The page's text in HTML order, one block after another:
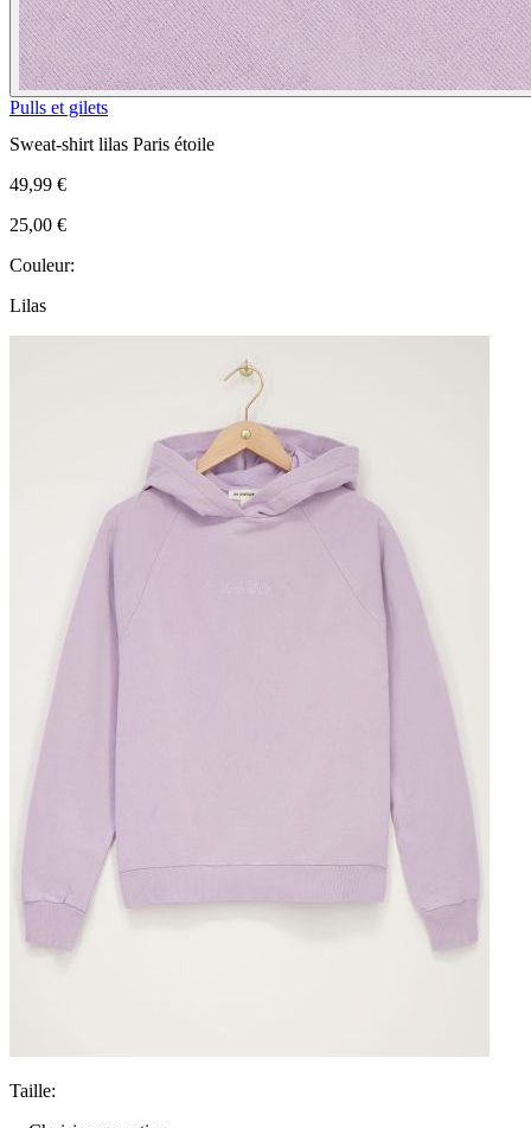
Pulls et gilets
Sweat-shirt lilas Paris étoile
49,99 €
25,00 €
Couleur:
Lilas
Taille: